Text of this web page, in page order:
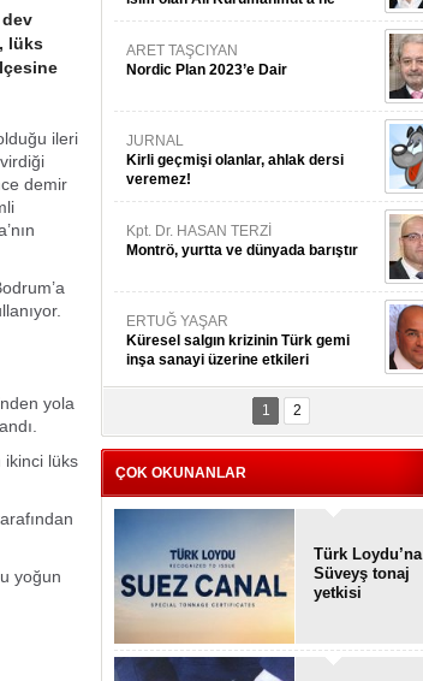
lüks
ileri
demir
yola
ikinci lüks
yoğun
danışıyorsunuz?
ARET TAŞCIYAN
Nordic Plan 2023’e Dair
JURNAL
Kirli geçmişi olanlar, ahlak dersi
veremez!
Kpt. Dr. HASAN TERZİ
Montrö, yurtta ve dünyada barıştır
ERTUĞ YAŞAR
Küresel salgın krizinin Türk gemi
inşa sanayi üzerine etkileri
Kpt. MESUT AZMİ GÖKSOY
ithafen...
1 2
ÇOK OKUNANLAR
Türk Loydu’na
Süveyş tonaj
yetkisi